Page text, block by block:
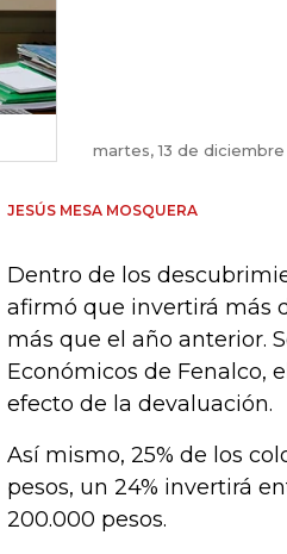
martes, 13 de diciembre
JESÚS MESA MOSQUERA
Dentro de los
afirmó que invertirá más
más que el año anterior.
Económicos de Fenalco,
efecto de la devaluación.
Así mismo, 25% de los
pesos, un 24% invertirá
200.000 pesos.